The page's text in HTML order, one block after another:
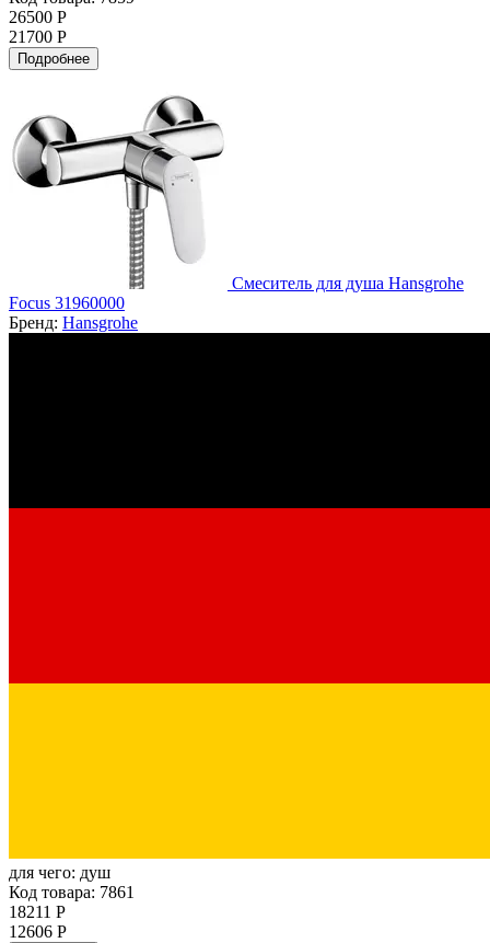
26500 Р
21700 Р
Подробнее
Смеситель для душа Hansgrohe
Focus 31960000
Бренд: Hansgrohe
для чего: душ
Код товара: 7861
18211 Р
12606 Р